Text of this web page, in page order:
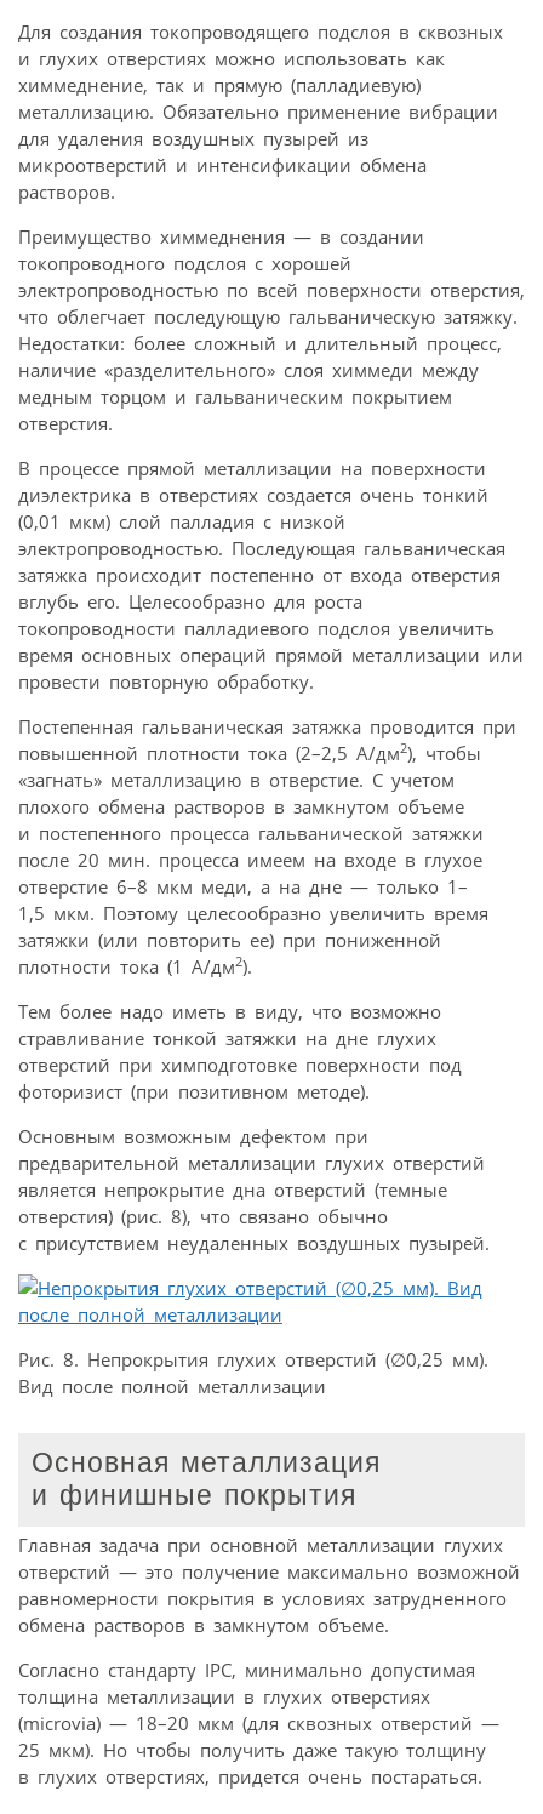
Для создания токопроводящего подслоя в сквозных
и глухих отверстиях можно использовать как
химмеднение, так и прямую (палладиевую)
металлизацию. Обязательно применение вибрации
для удаления воздушных пузырей из
микроотверстий и интенсификации обмена
растворов.
Преимущество химмеднения — в создании
токопроводного подслоя с хорошей
электропроводностью по всей поверхности отверстия,
что облегчает последующую гальваническую затяжку.
Недостатки: более сложный и длительный процесс,
наличие «разделительного» слоя химмеди между
медным торцом и гальваническим покрытием
отверстия.
В процессе прямой металлизации на поверхности
диэлектрика в отверстиях создается очень тонкий
(0,01 мкм) слой палладия с низкой
электропроводностью. Последующая гальваническая
затяжка происходит постепенно от входа отверстия
вглубь его. Целесообразно для роста
токопроводности палладиевого подслоя увеличить
время основных операций прямой металлизации или
провести повторную обработку.
Постепенная гальваническая затяжка проводится при
повышенной плотности тока (2–2,5 А/дм2), чтобы
«загнать» металлизацию в отверстие. С учетом
плохого обмена растворов в замкнутом объеме
и постепенного процесса гальванической затяжки
после 20 мин. процесса имеем на входе в глухое
отверстие 6–8 мкм меди, а на дне — только 1–
1,5 мкм. Поэтому целесообразно увеличить время
затяжки (или повторить ее) при пониженной
плотности тока (1 А/дм2).
Тем более надо иметь в виду, что возможно
стравливание тонкой затяжки на дне глухих
отверстий при химподготовке поверхности под
фоторизист (при позитивном методе).
Основным возможным дефектом при
предварительной металлизации глухих отверстий
является непрокрытие дна отверстий (темные
отверстия) (рис. 8), что связано обычно
с присутствием неудаленных воздушных пузырей.
Рис. 8. Непрокрытия глухих отверстий (∅0,25 мм).
Вид после полной металлизации
Основная металлизация
и финишные покрытия
Главная задача при основной металлизации глухих
отверстий — это получение максимально возможной
равномерности покрытия в условиях затрудненного
обмена растворов в замкнутом объеме.
Согласно стандарту IPC, минимально допустимая
толщина металлизации в глухих отверстиях
(microvia) — 18–20 мкм (для сквозных отверстий —
25 мкм). Но чтобы получить даже такую толщину
в глухих отверстиях, придется очень постараться.